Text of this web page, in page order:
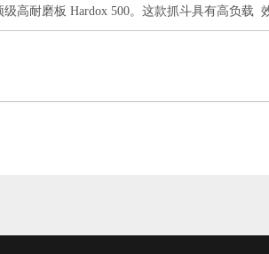
高耐磨板 Hardox 500。这款抓斗具有高负载